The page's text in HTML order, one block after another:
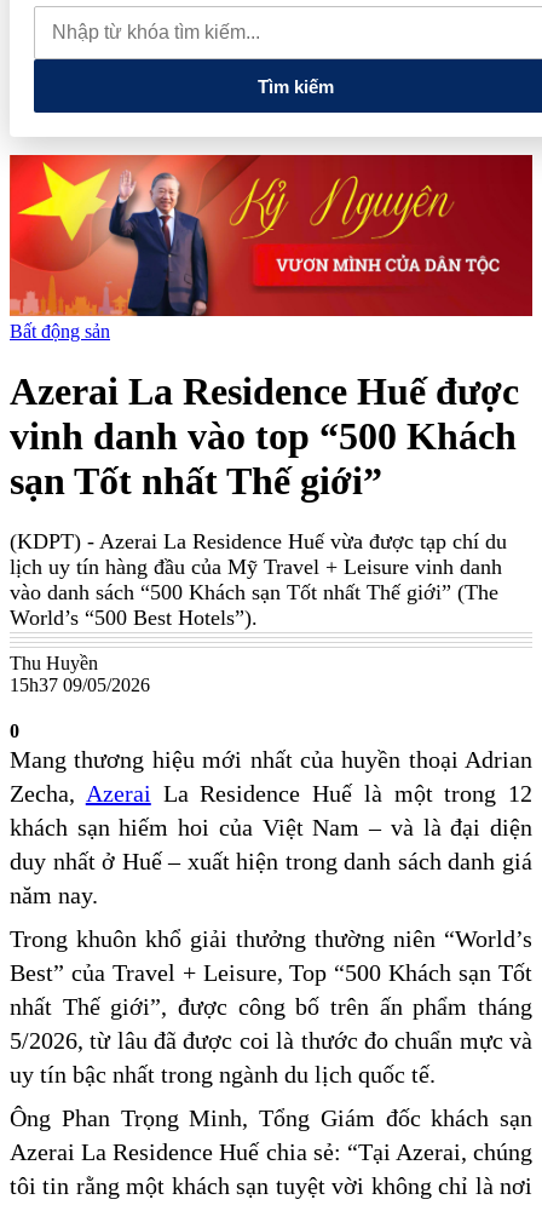
muốn mở rộng hợp tác công nghệ cao tại Đồng Nai
Từ hệ sinh
thái tài chính đến tham vọng năng lượng: T&T Group đang tạo
"đòn bẩy vốn" như thế nào?
Tìm kiếm
Bất động sản
Azerai La Residence Huế được
vinh danh vào top “500 Khách
sạn Tốt nhất Thế giới”
(KDPT) - Azerai La Residence Huế vừa được tạp chí du
lịch uy tín hàng đầu của Mỹ Travel + Leisure vinh danh
vào danh sách “500 Khách sạn Tốt nhất Thế giới” (The
World’s “500 Best Hotels”).
Thu Huyền
15h37 09/05/2026
0
Mang thương hiệu mới nhất của huyền thoại Adrian
Zecha, Azerai La Residence Huế là một trong 12
khách sạn hiếm hoi của Việt Nam – và là đại diện
duy nhất ở Huế – xuất hiện trong danh sách danh giá
năm nay.
Trong khuôn khổ giải thưởng thường niên “World’s
Best” của Travel + Leisure, Top “500 Khách sạn Tốt
nhất Thế giới”, được công bố trên ấn phẩm tháng
5/2026, từ lâu đã được coi là thước đo chuẩn mực và
uy tín bậc nhất trong ngành du lịch quốc tế.
Ông Phan Trọng Minh, Tổng Giám đốc khách sạn
Azerai La Residence Huế chia sẻ: “Tại Azerai, chúng
tôi tin rằng một khách sạn tuyệt vời không chỉ là nơi